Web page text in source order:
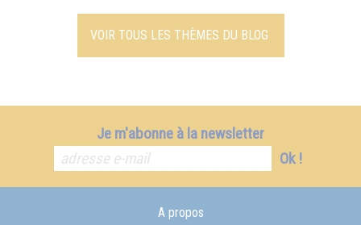
VOIR TOUS LES THÈMES DU BLOG
Je m'abonne à la newsletter
Ok !
A propos